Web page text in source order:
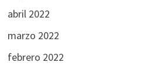
abril 2022
marzo 2022
febrero 2022